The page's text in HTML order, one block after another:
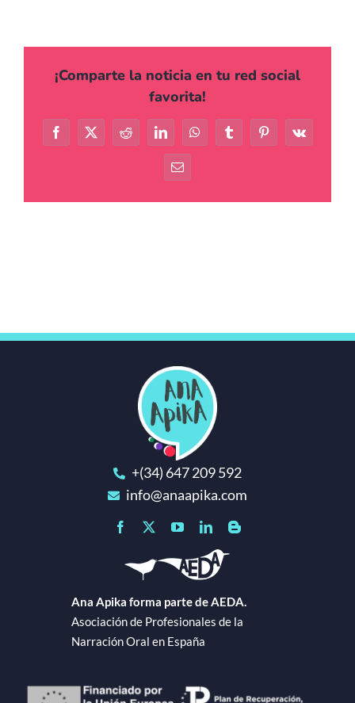
Contacto
¡Comparte la noticia en tu red social
favorita!
Facebook
X RedditLinkedInWhatsAppTumblrPinterest
Vk
Correo
electrónico
+(34) 647 209 592
info@anaapika.com
Ana Apika forma parte de AEDA.
Asociación de Profesionales de la
Narración Oral en España